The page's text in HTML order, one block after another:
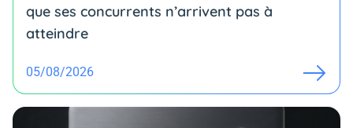
que ses concurrents n’arrivent pas à
atteindre
05/08/2026